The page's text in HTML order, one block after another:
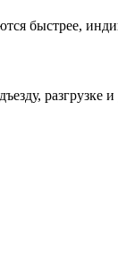
быстрее,
разгрузке и